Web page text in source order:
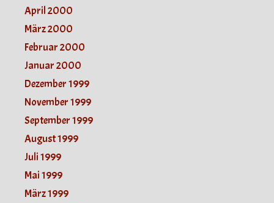
April 2000
März 2000
Februar 2000
Januar 2000
Dezember 1999
November 1999
September 1999
August 1999
Juli 1999
Mai 1999
März 1999